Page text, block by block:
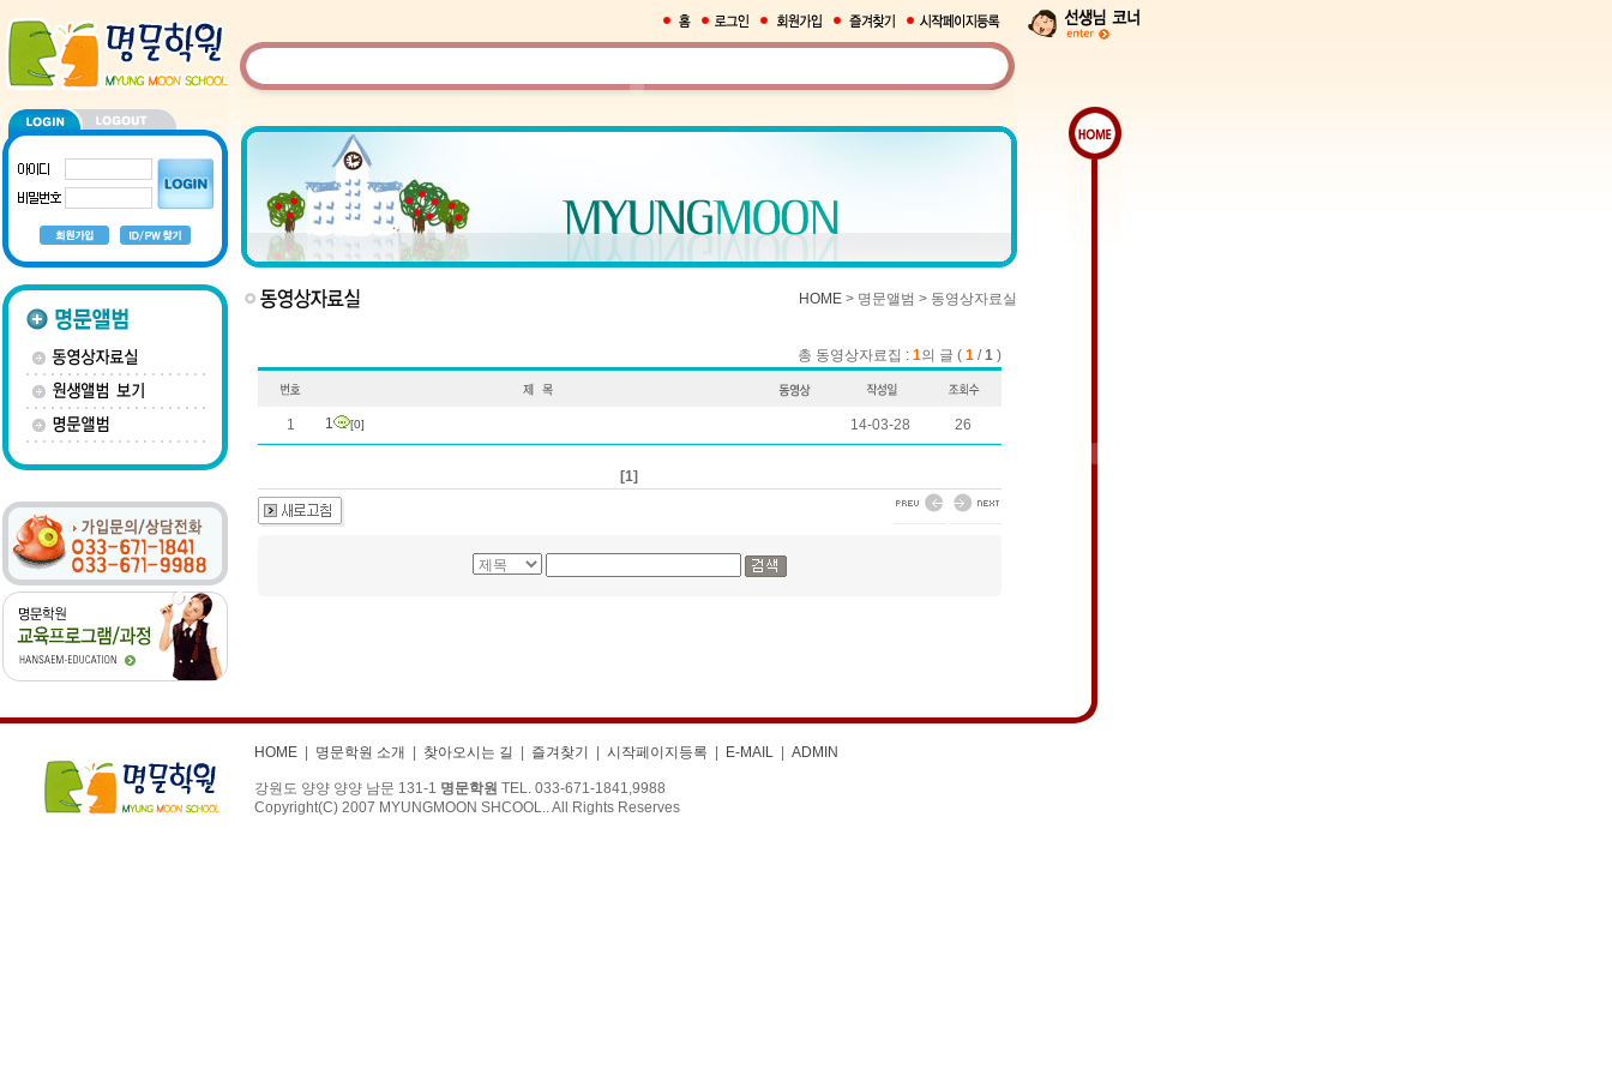
HOME > 명문앨범 > 동영상자료실
총 동영상자료집 : 1의 글 ( 1/1)
1 1 [0] 14-03-28 26
[1]
HOME 명문학원 소개 찾아오시는 길 즐겨찾기 시작페이지등록 E-MAIL ADMIN
강원도 양양 양양 남문 131-1 명문학원 TEL. 033-671-1841,9988
Copyright(C) 2007 MYUNGMOON SHCOOL.. All Rights Reserves